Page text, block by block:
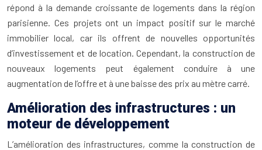
répond à la demande croissante de logements dans la région
parisienne. Ces projets ont un impact positif sur le marché
immobilier local, car ils offrent de nouvelles opportunités
d’investissement et de location. Cependant, la construction de
nouveaux logements peut également conduire à une
augmentation de l’offre et à une baisse des prix au mètre carré.
Amélioration des infrastructures : un
moteur de développement
L’amélioration des infrastructures, comme la construction de